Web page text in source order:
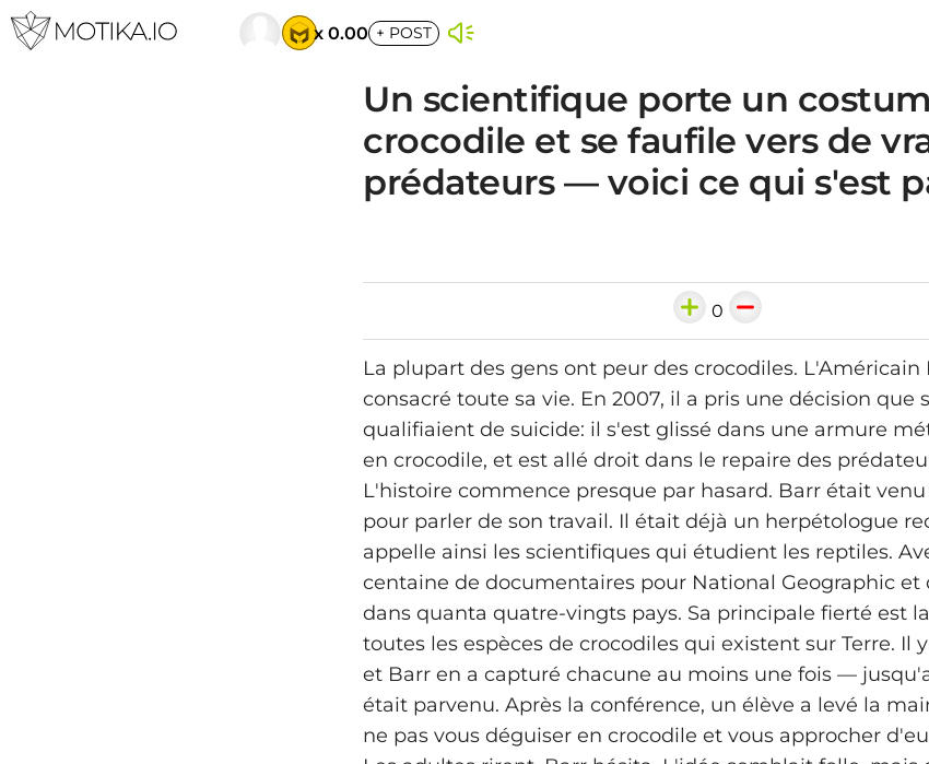
x 0.00 + POST
Un scientifique porte un
crocodile et se faufile vers de
prédateurs — voici ce qui s'est
0
La plupart des gens ont peur des crocodiles. L'Américain
consacré toute sa vie. En 2007, il a pris une décision que
qualifiaient de suicide: il s'est glissé dans une armure
en crocodile, et est allé droit dans le repaire des
L'histoire commence presque par hasard. Barr était
pour parler de son travail. Il était déjà un herpétologue
appelle ainsi les scientifiques qui étudient les reptiles.
centaine de documentaires pour National Geographic et
dans quanta quatre-vingts pays. Sa principale fierté est
toutes les espèces de crocodiles qui existent sur Terre. Il
et Barr en a capturé chacune au moins une fois —
était parvenu. Après la conférence, un élève a levé la
ne pas vous déguiser en crocodile et vous approcher